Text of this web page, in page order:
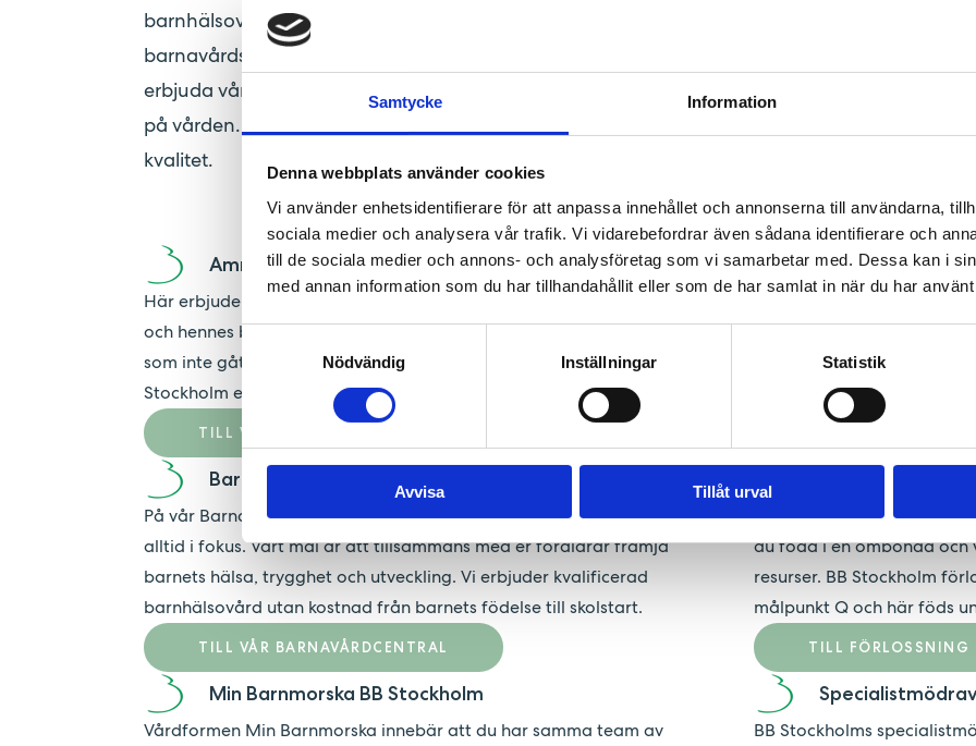
Samtycke Information
Denna webbplats använder cookies
Vi använder enhetsidentifierare för att anpassa innehållet och annonserna till användarna,
sociala medier och analysera vår trafik. Vi vidarebefordrar även sådana identifierare och
till de sociala medier och annons- och analysföretag som vi samarbetar med. Dessa kan i
med annan information som du har tillhandahållit eller som de har samlat in när du har
Samtyckesval
Nödvändig
Inställningar Statistik
Avvisa Tillåt urval
barnhälsovård. Vi bedriver verksamhet vid fyra barnmorskemottagningar, en
barnavårdscentral med tillhörande amningsmottagning. Sedan hösten 2024 kan BB
erbjuda vårdformen Min Barnmorska. Patienter och blivande och nyblivna föräldrar har ett
på vården. Vår övergripande strategi är att hälso- och sjukvård ska bedrivas med respekt,
kvalitet.
Amningsmottagning
Här erbjuder vi utökat amningsstöd anpassat till varje enskild kvinna
och hennes barn. Kvinnor från hela regionen är välkomna - även ni
som inte gått på någon av våra barnmorskemottagningar, fött på BB
Stockholm eller är inskrivna på vår BVC.
TILL VÅR AMNINGSMOTTAGNING
Barnavårdscentral
På vår Barnavårdscentral på Kungsholmen står barnet och familjen
alltid i fokus. Vårt mål är att tillsammans med er föräldrar främja
barnets hälsa, trygghet och utveckling. Vi erbjuder kvalificerad
barnhälsovård utan kostnad från barnets födelse till skolstart.
TILL VÅR BARNAVÅRDCENTRAL
Min Barnmorska BB Stockholm
Vårdformen Min Barnmorska innebär att du har samma team av
Våra
Kungsholmen, på Ekerö
med graviditetskontroller,
testning för sexuellt
Att föda barn är en stor
du föda i en ombonad och
resurser. BB Stockholm
målpunkt Q och här föds
TILL FÖRLOSSNING
BB Stockholms